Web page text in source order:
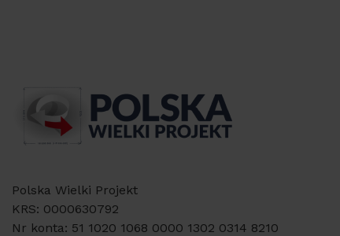
Polska Wielki Projekt
KRS: 0000630792
Nr konta: 51 1020 1068 0000 1302 0314 8210